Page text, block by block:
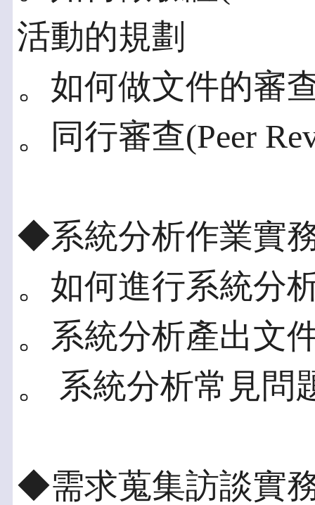
活動的規劃
。如何做文件的審
。同行審查(Peer
◆系統分析作業實
。如何進行系統分
。系統分析產出文
。 系統分析常見問
◆需求蒐集訪談實